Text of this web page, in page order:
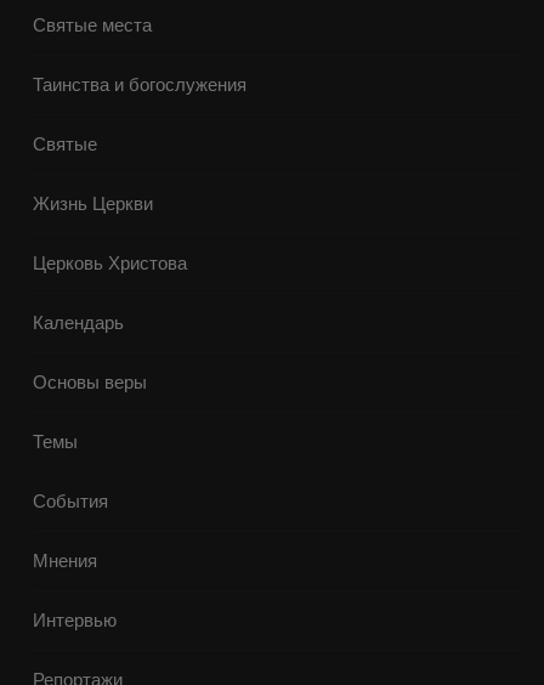
Святые места
Таинства и богослужения
Святые
Жизнь Церкви
Церковь Христова
Календарь
Основы веры
Темы
События
Мнения
Интервью
Репортажи